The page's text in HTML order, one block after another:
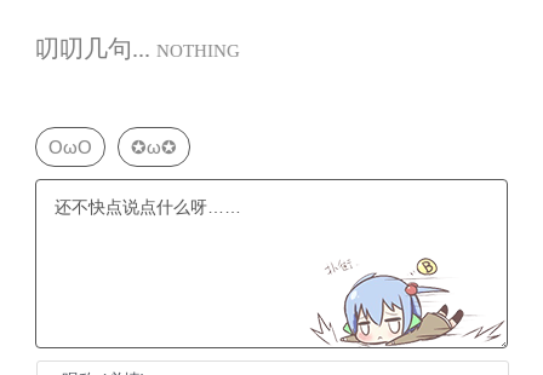
叨叨几句... NOTHING
OωO ✪ω✪